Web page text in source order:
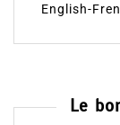
English-
Le